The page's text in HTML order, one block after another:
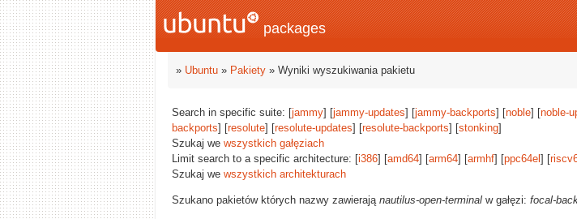
packages
» Ubuntu » Pakiety » Wyniki wyszukiwania pakietu
Search in specific suite: [jammy] [jammy-updates] [jammy-backports] [noble] [noble-
backports] [resolute] [resolute-updates] [resolute-backports] [stonking]
Szukaj we wszystkich gałęziach
Limit search to a specific architecture: [i386] [amd64] [arm64] [armhf] [ppc64el ] [
Szukaj we wszystkich architekturach
Szukano pakietów których nazwy zawierają nautilus-open-terminal w gałęzi: focal-